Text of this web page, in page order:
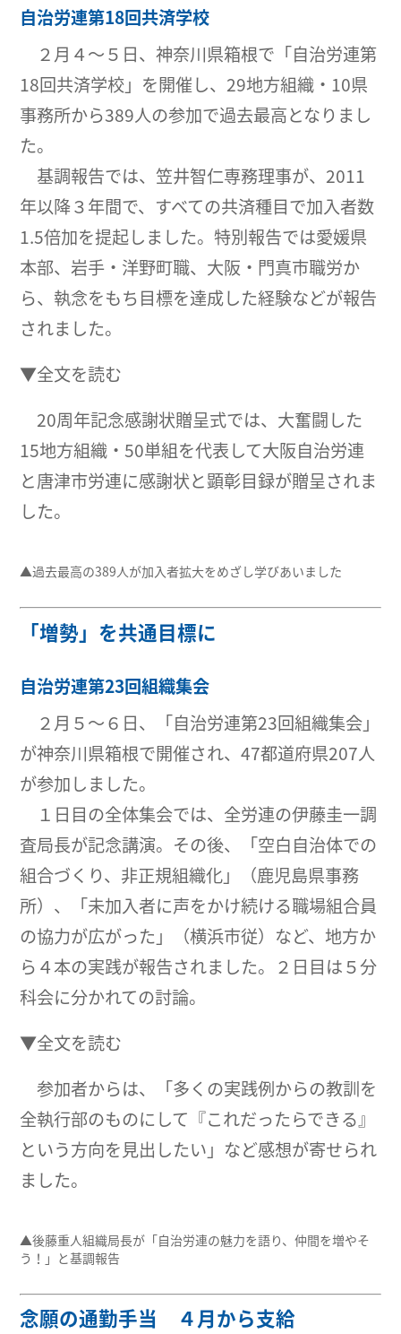
自治労連第18回共済学校
２月４〜５日、神奈川県箱根で「自治労連第
18回共済学校」を開催し、29地方組織・10県
事務所から389人の参加で過去最高となりまし
た。
基調報告では、笠井智仁専務理事が、2011
年以降３年間で、すべての共済種目で加入者数
1.5倍加を提起しました。特別報告では愛媛県
本部、岩手・洋野町職、大阪・門真市職労か
ら、執念をもち目標を達成した経験などが報告
されました。
▼全文を読む
20周年記念感謝状贈呈式では、大奮闘した
15地方組織・50単組を代表して大阪自治労連
と唐津市労連に感謝状と顕彰目録が贈呈されま
した。
▲過去最高の389人が加入者拡大をめざし学びあいました
「増勢」を共通目標に
自治労連第23回組織集会
２月５〜６日、「自治労連第23回組織集会」
が神奈川県箱根で開催され、47都道府県207人
が参加しました。
１日目の全体集会では、全労連の伊藤圭一調
査局長が記念講演。その後、「空白自治体での
組合づくり、非正規組織化」（鹿児島県事務
所）、「未加入者に声をかけ続ける職場組合員
の協力が広がった」（横浜市従）など、地方か
ら４本の実践が報告されました。２日目は５分
科会に分かれての討論。
▼全文を読む
参加者からは、「多くの実践例からの教訓を
全執行部のものにして『これだったらできる』
という方向を見出したい」など感想が寄せられ
ました。
▲後藤重人組織局長が「自治労連の魅力を語り、仲間を増やそ
う！」と基調報告
念願の通勤手当 ４月から支給